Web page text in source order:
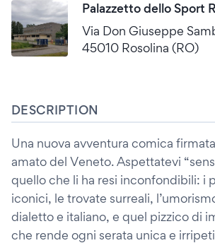
Palazzetto dello Sport
Via Don Giuseppe
45010 Rosolina (RO)
DESCRIPTION
Una nuova avventura comica
amato del Veneto. Aspettatevi
quello che li ha resi inconfondibili: i
iconici, le trovate surreali,
dialetto e italiano, e quel pizzico di
che rende ogni serata unica e